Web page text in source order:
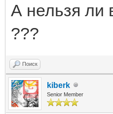
А нельзя ли
???
Поиск
kiberk
Senior Member